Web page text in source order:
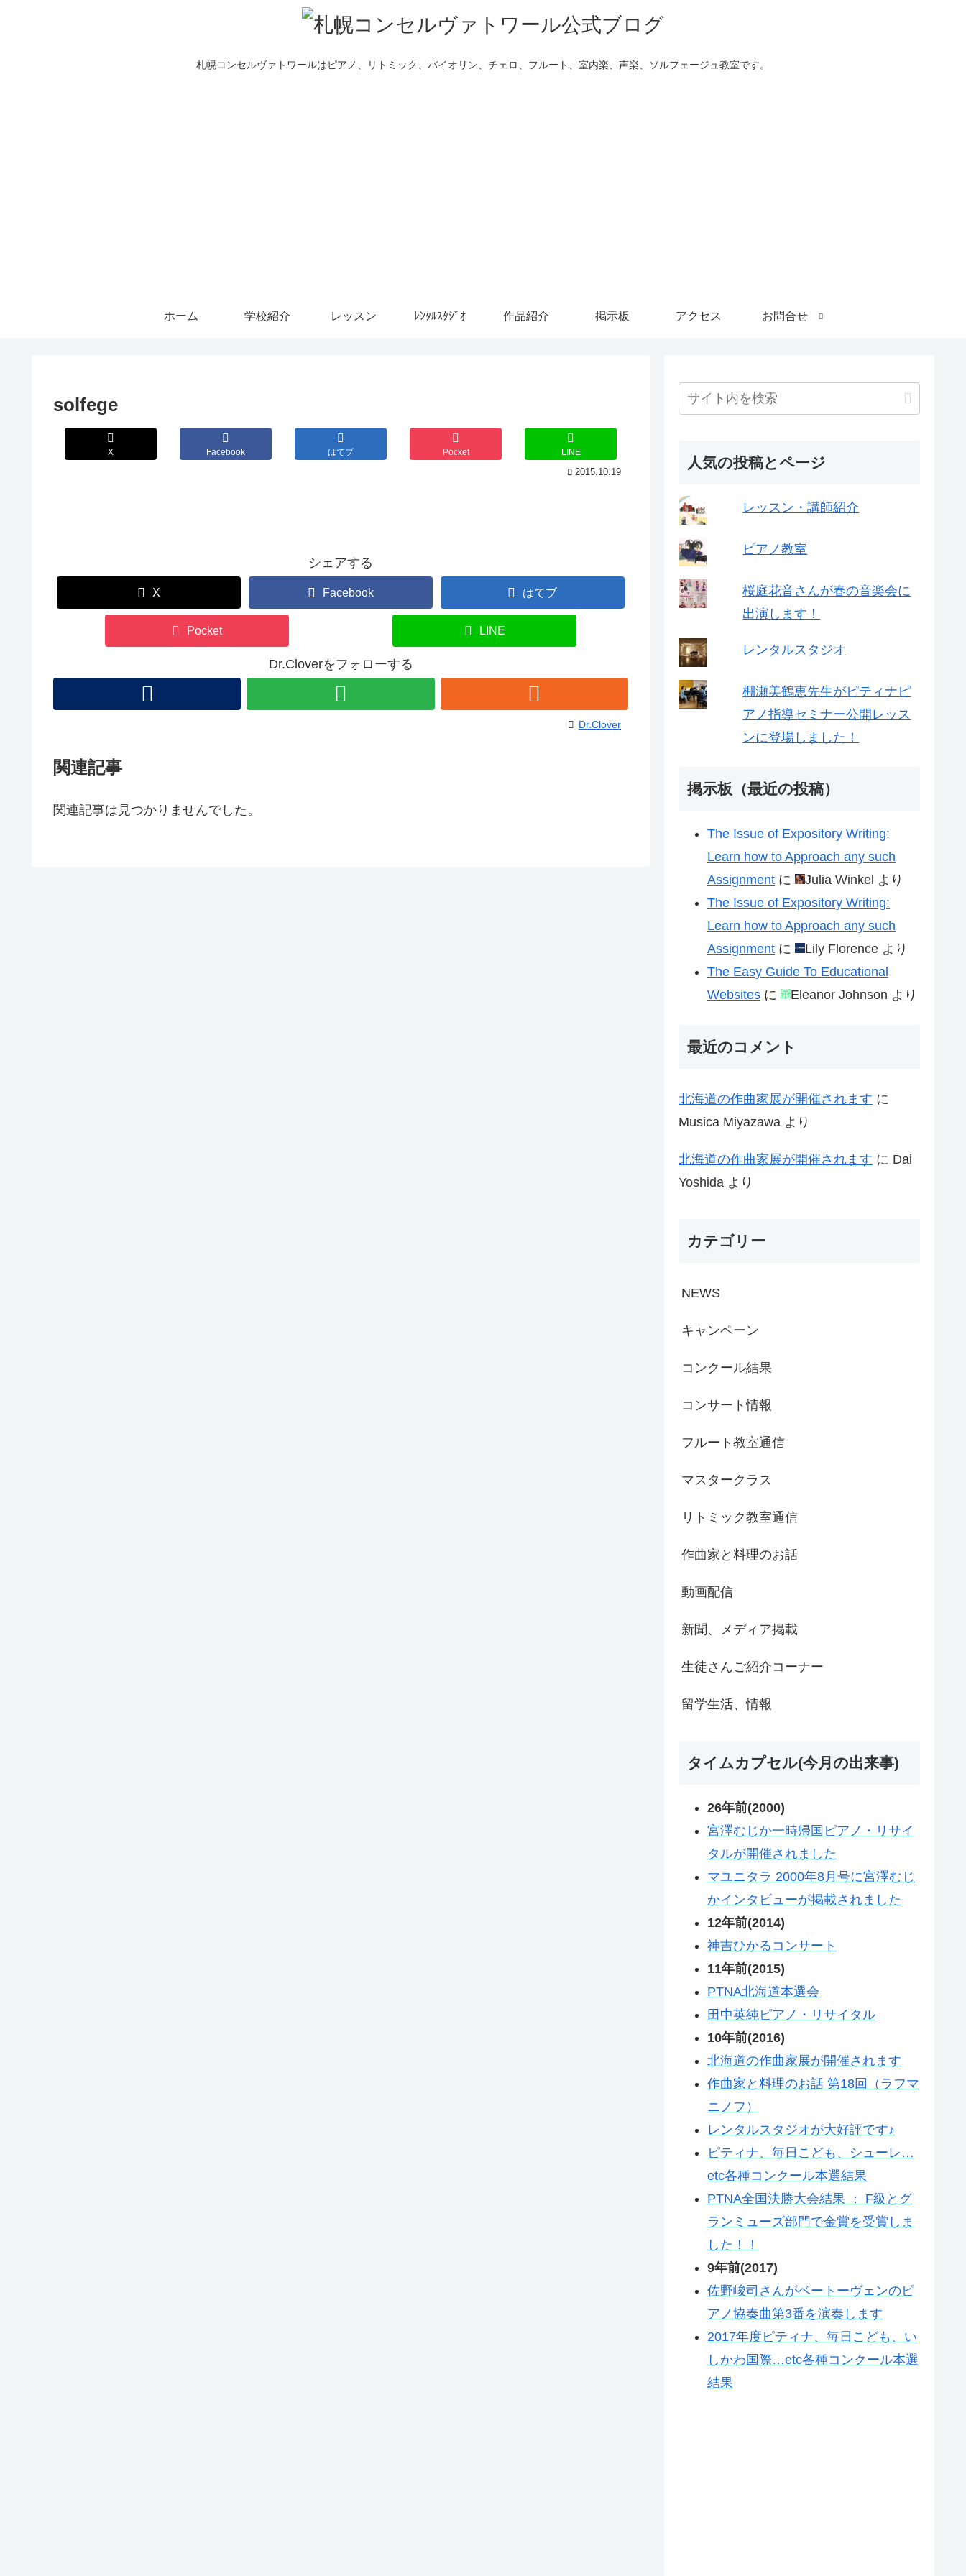
札幌コンセルヴァトワールはピアノ、リトミック、バイオリン、チェロ、フルート、室内楽、声楽、ソルフェージュ教室です。
ホーム 学校紹介 レッスン ﾚﾝﾀﾙｽﾀｼﾞｵ 作品紹介 掲示板 アクセス お問合せ
solfege
X Facebook はてブ Pocket LINE
2015.10.19
シェアする
X Facebook はてブ
Pocket LINE
Dr.Cloverをフォローする
Dr.Clover
関連記事
関連記事は見つかりませんでした。
人気の投稿とページ
レッスン・講師紹介
ピアノ教室
桜庭花音さんが春の音楽会に
出演します！
レンタルスタジオ
棚瀬美鶴恵先生がピティナピ
アノ指導セミナー公開レッス
ンに登場しました！
掲示板（最近の投稿）
The Issue of Expository Writing:
Learn how to Approach any such
Assignment に Julia Winkel より
The Issue of Expository Writing:
Learn how to Approach any such
Assignment に Lily Florence より
The Easy Guide To Educational
Websites に Eleanor Johnson より
最近のコメント
北海道の作曲家展が開催されます に
Musica Miyazawa より
北海道の作曲家展が開催されます に Dai
Yoshida より
カテゴリー
NEWS
キャンペーン
コンクール結果
コンサート情報
フルート教室通信
マスタークラス
リトミック教室通信
作曲家と料理のお話
動画配信
新聞、メディア掲載
生徒さんご紹介コーナー
留学生活、情報
タイムカプセル(今月の出来事)
26年前(2000)
宮澤むじか一時帰国ピアノ・リサイ
タルが開催されました
マユニタラ 2000年8月号に宮澤むじ
かインタビューが掲載されました
12年前(2014)
神吉ひかるコンサート
11年前(2015)
PTNA北海道本選会
田中英純ピアノ・リサイタル
10年前(2016)
北海道の作曲家展が開催されます
作曲家と料理のお話 第18回（ラフマ
ニノフ）
レンタルスタジオが大好評です♪
ピティナ、毎日こども、シューレ…
etc各種コンクール本選結果
PTNA全国決勝大会結果 ： F級とグ
ランミューズ部門で金賞を受賞しま
した！！
9年前(2017)
佐野峻司さんがベートーヴェンのピ
アノ協奏曲第3番を演奏します
2017年度ピティナ、毎日こども、い
しかわ国際…etc各種コンクール本選
結果